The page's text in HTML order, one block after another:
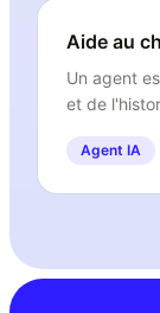
Aide au
Un agent
et de
Agent IA